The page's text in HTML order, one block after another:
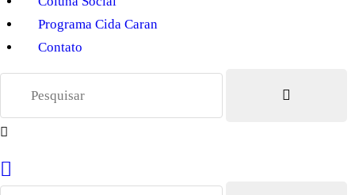
Programa Cida Caran
Contato